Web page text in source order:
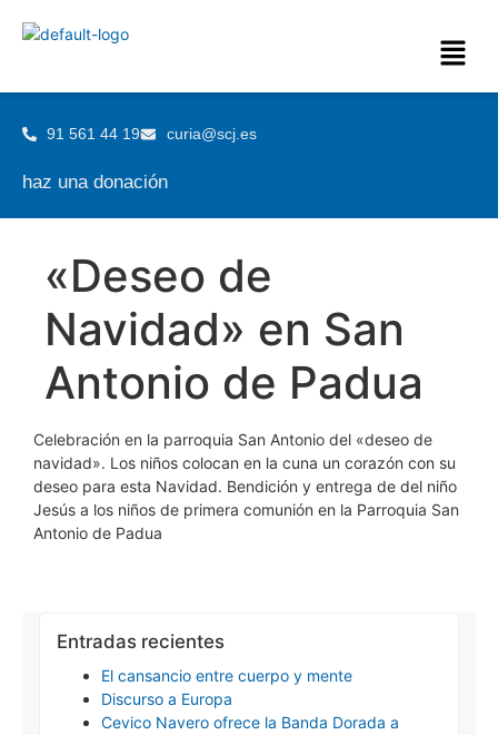
91 561 44 19 curia@scj.es
haz una donación
«Deseo de
Navidad» en San
Antonio de Padua
Celebración en la parroquia San Antonio del «deseo de
navidad». Los niños colocan en la cuna un corazón con su
deseo para esta Navidad. Bendición y entrega de del niño
Jesús a los niños de primera comunión en la Parroquia San
Antonio de Padua
Entradas recientes
El cansancio entre cuerpo y mente
Discurso a Europa
Cevico Navero ofrece la Banda Dorada a